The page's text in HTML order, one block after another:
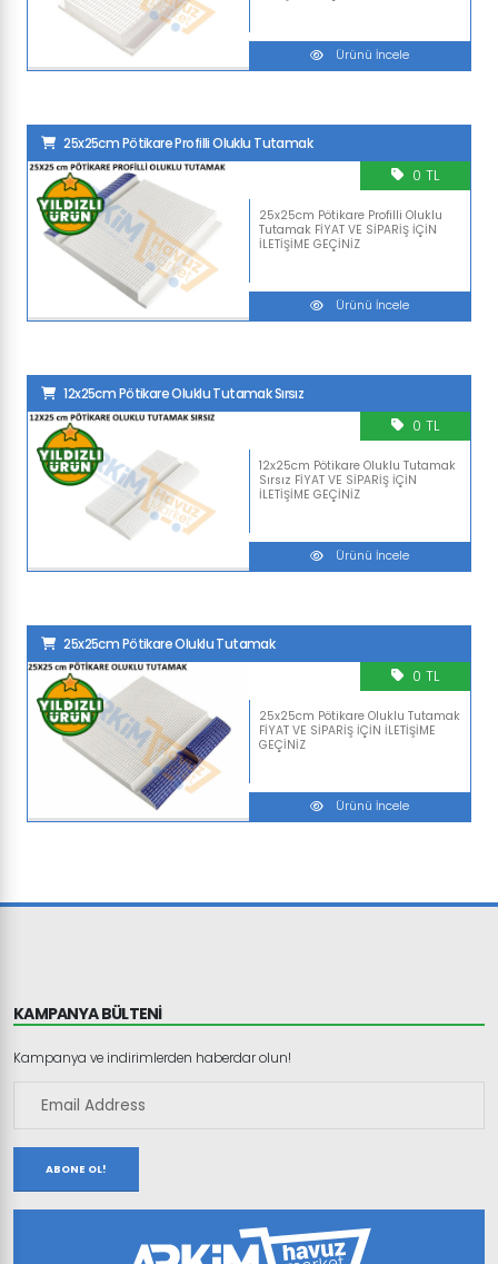
Ürünü İncele
25x25cm Pötikare Profilli Oluklu Tutamak
25x25cm Pötikare Profilli Oluklu
Tutamak FİYAT VE SİPARİŞ İÇİN
İLETİŞİME GEÇİNİZ
0 TL
Ürünü İncele
12x25cm Pötikare Oluklu Tutamak Sırsız
12x25cm Pötikare Oluklu Tutamak
Sırsız FİYAT VE SİPARİŞ İÇİN
İLETİŞİME GEÇİNİZ
0 TL
Ürünü İncele
25x25cm Pötikare Oluklu Tutamak
25x25cm Pötikare Oluklu Tutamak
FİYAT VE SİPARİŞ İÇİN İLETİŞİME
GEÇİNİZ
0 TL
Ürünü İncele
KAMPANYA BÜLTENİ
Kampanya ve indirimlerden haberdar olun!
ABONE OL!